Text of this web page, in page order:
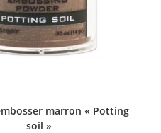
marron « Potting
soil »